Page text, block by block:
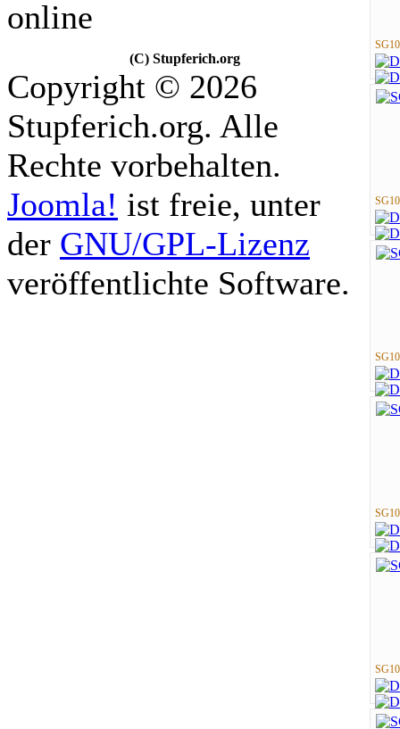
online
(C) Stupferich.org
Copyright © 2026
Stupferich.org. Alle
Rechte vorbehalten.
Joomla! ist freie, unter
der GNU/GPL-Lizenz
veröffentlichte Software.